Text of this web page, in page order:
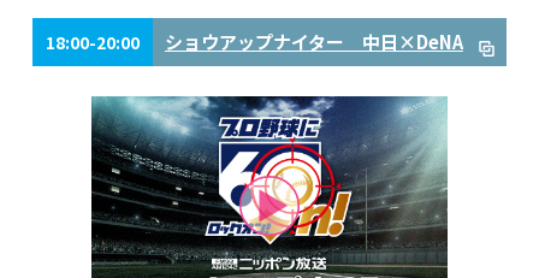
18:00-20:00 ショウアップナイター 中日×DeNA